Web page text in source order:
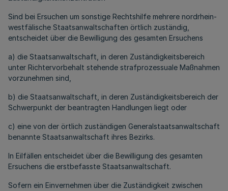
Sind bei Ersuchen um sonstige Rechtshilfe mehrere nordrhein-
westfälische Staatsanwaltschaften örtlich zuständig,
entscheidet über die Bewilligung des gesamten Ersuchens
a) die Staatsanwaltschaft, in deren Zuständigkeitsbereich
unter Richtervorbehalt stehende strafprozessuale Maßnahmen
vorzunehmen sind,
b) die Staatsanwaltschaft, in deren Zuständigkeitsbereich der
Schwerpunkt der beantragten Handlungen liegt oder
c) eine von der örtlich zuständigen Generalstaatsanwaltschaft
benannte Staatsanwaltschaft ihres Bezirks.
In Eilfällen entscheidet über die Bewilligung des gesamten
Ersuchens die erstbefasste Staatsanwaltschaft.
Sofern ein Einvernehmen über die Zuständigkeit zwischen